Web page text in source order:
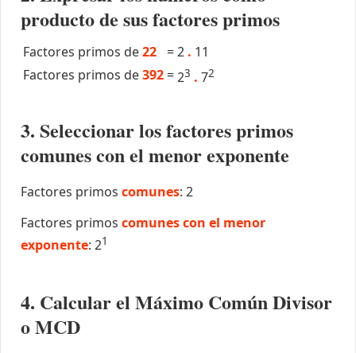
producto de sus factores primos
Factores primos de22 =2 . 11
Factores primos de392 =23 . 72
3. Seleccionar los factores primos
comunes con el menor exponente
Factores primos comunes: 2
Factores primos comunes con el menor
exponente: 21
4. Calcular el Máximo Común Divisor
o MCD